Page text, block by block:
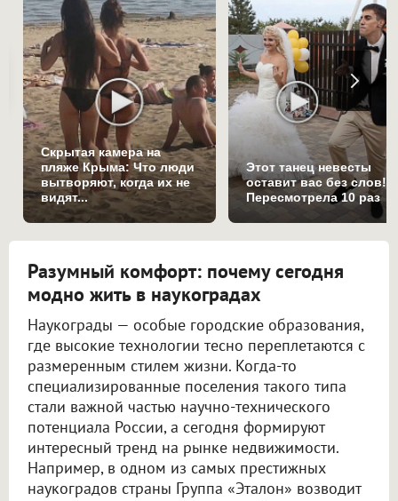
Скрытая камера на
пляже Крыма: Что люди
вытворяют, когда их не
видят...
Этот танец невесты
оставит вас без слов!
Пересмотрела 10 раз
Разумный комфорт: почему сегодня
модно жить в наукоградах
Наукограды — особые городские образования,
где высокие технологии тесно переплетаются с
размеренным стилем жизни. Когда-то
специализированные поселения такого типа
стали важной частью научно-технического
потенциала России, а сегодня формируют
интересный тренд на рынке недвижимости.
Например, в одном из самых престижных
наукоградов страны Группа «Эталон» возводит